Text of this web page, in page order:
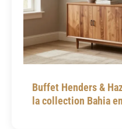
Buffet Henders &
la collection Bahia